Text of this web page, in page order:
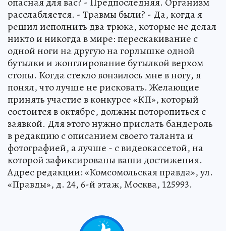
расслабляется. - Травмы были? - Да, когда я
решил исполнить два трюка, которые не делал
никто и никогда в мире: перескакивание с
одной ноги на другую на горлышке одной
бутылки и жонглирование бутылкой верхом
стопы. Когда стекло вонзилось мне в ногу, я
понял, что лучше не рисковать. Желающие
принять участие в конкурсе «КП», который
состоится в октябре, должны поторопиться с
заявкой. Для этого нужно прислать бандероль
в редакцию с описанием своего таланта и
фотографией, а лучше - с видеокассетой, на
которой зафиксированы ваши достижения.
Адрес редакции: «Комсомольская правда», ул.
«Правды», д. 24, 6-й этаж, Москва, 125993.